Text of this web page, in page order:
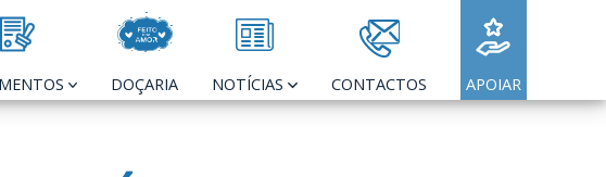
DOÇARIA NOTÍCIAS CONTACTOS APOIAR